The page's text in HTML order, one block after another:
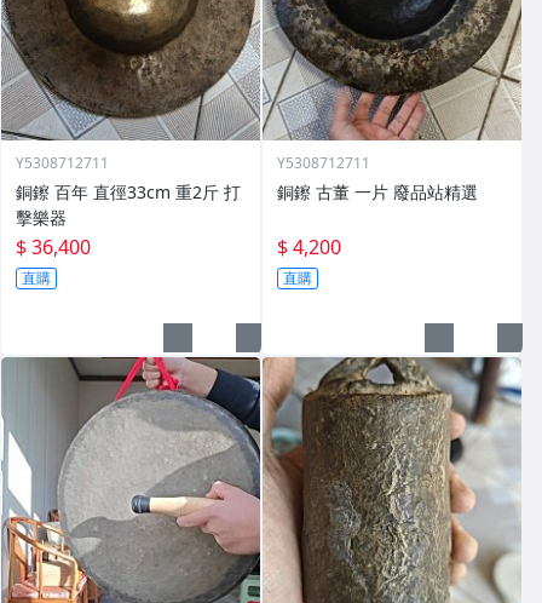
Y5308712711
銅鑔 百年 直徑33cm 重2斤 打
擊樂器
$ 36,400
直購
Y5308712711
銅鑔 古董 一片 廢品站精選
$ 4,200
直購